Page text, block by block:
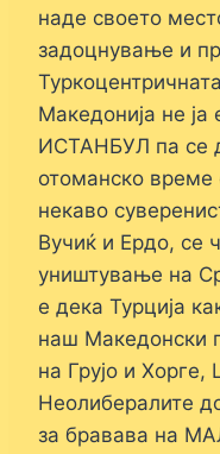
наде своето
задоцнување и
Македонија не
ИСТАНБУЛ па се
отоманско време
некаво
Вучиќ и Ердо, се
уништување на
е дека Турција
наш Македонски
на Грујо и Хорге,
Неолибералите
за бравава на